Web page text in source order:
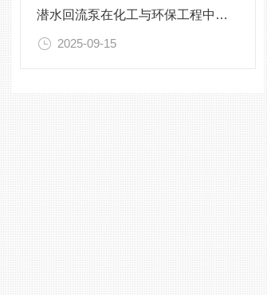
潜水回流泵在化工与环保工程中的关键作用
2025-09-15